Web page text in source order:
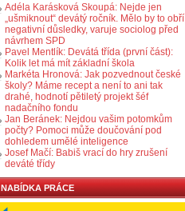
Adéla Karásková Skoupá: Nejde jen
„ušmiknout“ devátý ročník. Mělo by to obří
negativní důsledky, varuje sociolog před
návrhem SPD
Pavel Mentlík: Devátá třída (první část):
Kolik let má mít základní škola
Markéta Hronová: Jak pozvednout české
školy? Máme recept a není to ani tak
drahé, hodnotí pětiletý projekt šéf
nadačního fondu
Jan Beránek: Nejdou vašim potomkům
počty? Pomoci může doučování pod
dohledem umělé inteligence
Josef Mačí: Babiš vrací do hry zrušení
deváté třídy
NABÍDKA PRÁCE